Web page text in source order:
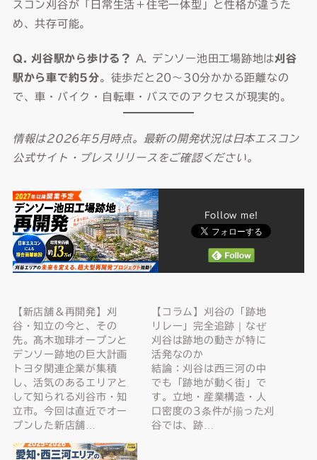
スコン刈谷が「日常生活＋住宅一体型」と性格が違うた
め、共存可能。
Q. 刈谷駅から歩ける？ A. デンソー池田工場跡地は刈谷
駅から車で約5分。徒歩だと20〜30分かかる距離なの
で、車・バイク・自転車・バスでのアクセスが現実的。
情報は2026年5月時点。最新の開発状況は日本エスコン
公式サイト・プレスリリースをご確認ください。
Follow me!
【新店舗＆再開発】刈
谷・知立の今と、その
先。髙木珈琲オープンと
デンソー跡地の巨大計画
トヨタ関連企業が集積
し、活気のあるエリアと
して知られる刈谷市・知
立市。今回は直近でオー
プンした新店舗…
【コラム】刈谷の「跡地
リレー」完全追跡｜なぜ
刈谷は跡地の動きが特に
活発なのか
結論：刈谷は西三河の中
でも「跡地が動く街」で
す。立地・産業構造・人
口密度の3条件が揃った刈
谷では、跡…